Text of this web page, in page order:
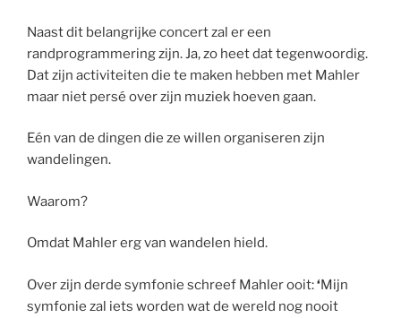
Naast dit belangrijke concert zal er een
randprogrammering zijn. Ja, zo heet dat tegenwoordig.
Dat zijn activiteiten die te maken hebben met Mahler
maar niet persé over zijn muziek hoeven gaan.
Eén van de dingen die ze willen organiseren zijn
wandelingen.
Waarom?
Omdat Mahler erg van wandelen hield.
Over zijn derde symfonie schreef Mahler ooit:‘Mijn
symfonie zal iets worden wat de wereld nog nooit